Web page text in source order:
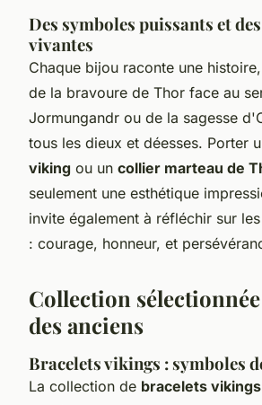
Des symboles puissants et
vivantes
Chaque bijou raconte une
de la bravoure de Thor face au
Jormungandr ou de la sagesse
tous les dieux et déesses. Porter
viking ou un collier marteau de
seulement une esthétique
invite également à réfléchir sur
: courage, honneur, et
Collection
des anciens
Bracelets vikings : symboles
La collection de bracelets vikings